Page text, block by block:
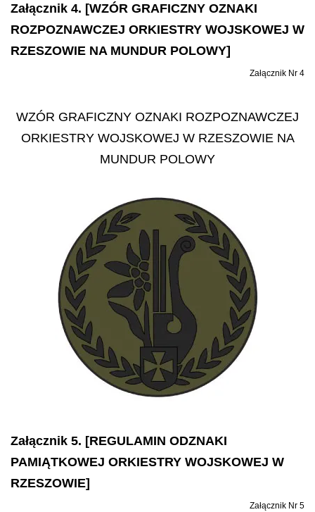
Załącznik 4. [WZÓR GRAFICZNY OZNAKI
ROZPOZNAWCZEJ ORKIESTRY WOJSKOWEJ W
RZESZOWIE NA MUNDUR POLOWY]
Załącznik Nr 4
WZÓR GRAFICZNY OZNAKI ROZPOZNAWCZEJ
ORKIESTRY WOJSKOWEJ W RZESZOWIE NA
MUNDUR POLOWY
Załącznik 5. [REGULAMIN ODZNAKI
PAMIĄTKOWEJ ORKIESTRY WOJSKOWEJ W
RZESZOWIE]
Załącznik Nr 5